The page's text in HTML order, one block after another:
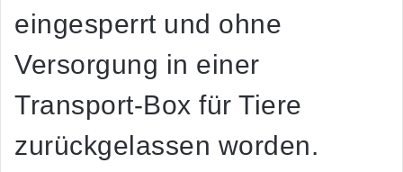
eingesperrt und ohne
Versorgung in einer
Transport-Box für Tiere
zurückgelassen worden.